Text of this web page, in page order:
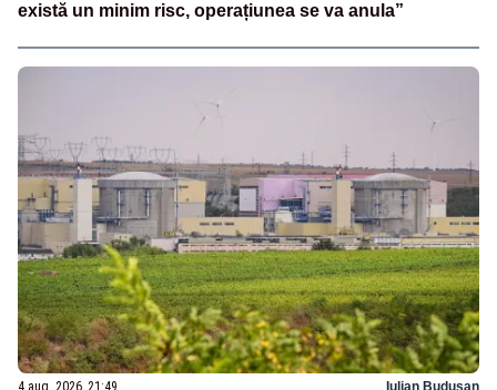
există un minim risc, operațiunea se va anula”
4 aug. 2026, 21:49 Iulian Budusan